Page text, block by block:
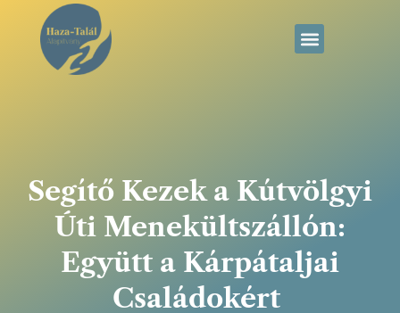
Segítő Kezek a Kútvölgyi
Úti Menekültszállón:
Együtt a Kárpátaljai
Családokért